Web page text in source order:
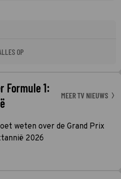
OP
Formule 1:
MEER TV NIEUWS
weten over de Grand Prix
2026